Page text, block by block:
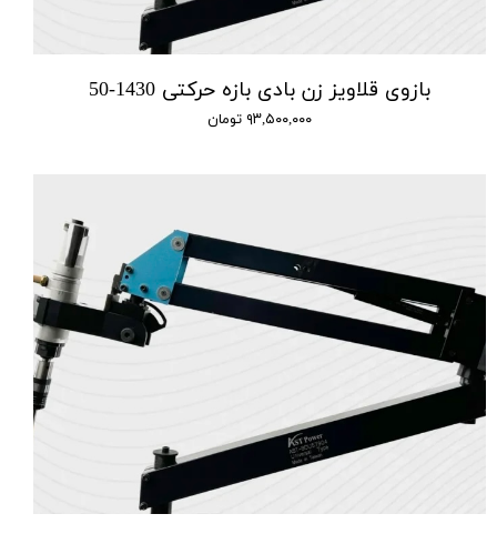
بازوی قلاویز زن بادی بازه حرکتی 1430-50
۹۳,۵۰۰,۰۰۰ تومان